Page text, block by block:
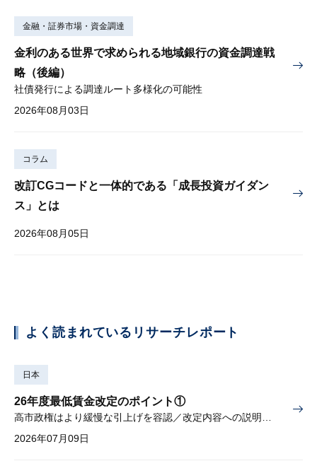
金融・証券市場・資金調達
金利のある世界で求められる地域銀行の資金調達戦
略（後編）
社債発行による調達ルート多様化の可能性
2026年08月03日
コラム
改訂CGコードと一体的である「成長投資ガイダン
ス」とは
2026年08月05日
よく読まれているリサーチレポート
日本
26年度最低賃金改定のポイント①
高市政権はより緩慢な引上げを容認／改定内容への説明責任が焦点
2026年07月09日